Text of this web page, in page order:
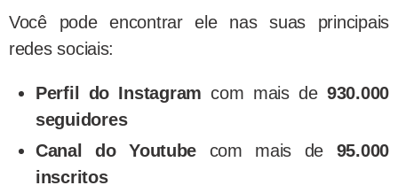
Você pode encontrar ele nas suas principais
redes sociais:
Perfil do Instagram com mais de 930.000
seguidores
Canal do Youtube com mais de 95.000
inscritos